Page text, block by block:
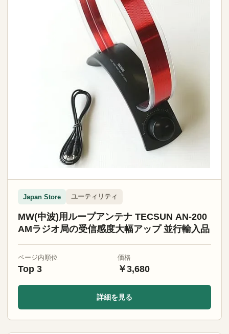
Japan Store ユーティリティ
MW(中波)用ループアンテナ TECSUN AN-200
AMラジオ局の受信感度大幅アップ 並行輸入品
ページ内順位
Top 3
価格
￥3,680
詳細を見る